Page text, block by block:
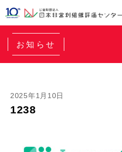
お知らせ
2025年1月10日
1238